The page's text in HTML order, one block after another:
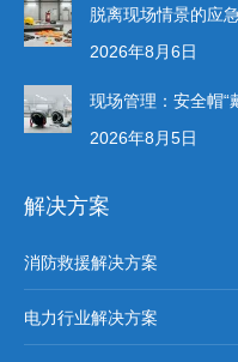
脱离现场情景的应
2026年8月6日
现场管理：安全帽“
2026年8月5日
解决方案
消防救援解决方案
电力行业解决方案